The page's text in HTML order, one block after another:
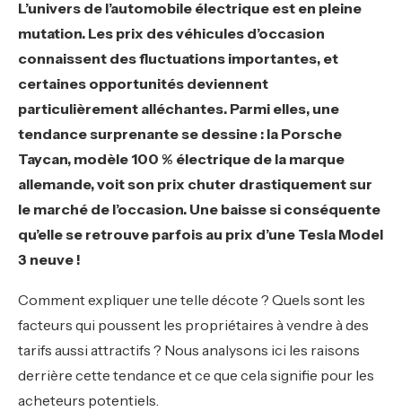
L’univers de l’automobile électrique est en pleine
mutation. Les prix des véhicules d’occasion
connaissent des fluctuations importantes, et
certaines opportunités deviennent
particulièrement alléchantes. Parmi elles, une
tendance surprenante se dessine : la Porsche
Taycan, modèle 100 % électrique de la marque
allemande, voit son prix chuter drastiquement sur
le marché de l’occasion. Une baisse si conséquente
qu’elle se retrouve parfois au prix d’une Tesla Model
3 neuve !
Comment expliquer une telle décote ? Quels sont les
facteurs qui poussent les propriétaires à vendre à des
tarifs aussi attractifs ? Nous analysons ici les raisons
derrière cette tendance et ce que cela signifie pour les
acheteurs potentiels.